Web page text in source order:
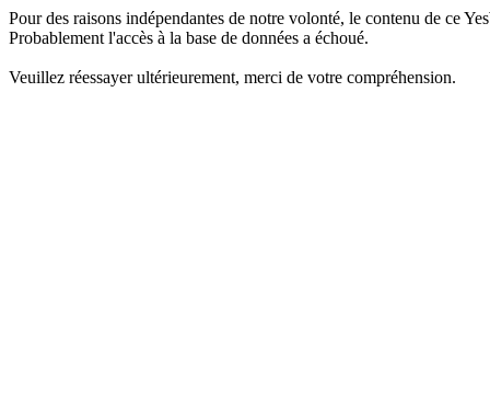
Pour des raisons indépendantes de notre volonté, le contenu de ce
Probablement l'accès à la base de données a échoué.
Veuillez réessayer ultérieurement, merci de votre compréhension.